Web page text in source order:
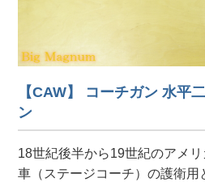
【CAW】 コーチガン 水平
ン
18世紀後半から19世紀のアメ
車（ステージコーチ）の護衛用